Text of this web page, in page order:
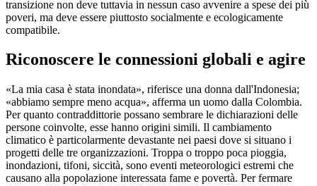
transizione non deve tuttavia in nessun caso avvenire a spese dei più
poveri, ma deve essere piuttosto socialmente e ecologicamente
compatibile.
Riconoscere le connessioni globali e agire
«La mia casa è stata inondata», riferisce una donna dall'Indonesia;
«abbiamo sempre meno acqua», afferma un uomo dalla Colombia.
Per quanto contraddittorie possano sembrare le dichiarazioni delle
persone coinvolte, esse hanno origini simili. Il cambiamento
climatico è particolarmente devastante nei paesi dove si situano i
progetti delle tre organizzazioni. Troppa o troppo poca pioggia,
inondazioni, tifoni, siccità, sono eventi meteorologici estremi che
causano alla popolazione interessata fame e povertà. Per fermare